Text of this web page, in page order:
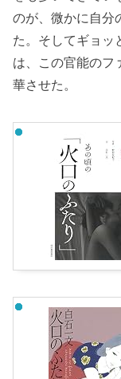
のが、微かに自分
た。そしてギョッ
は、この官能のフ
華させた。